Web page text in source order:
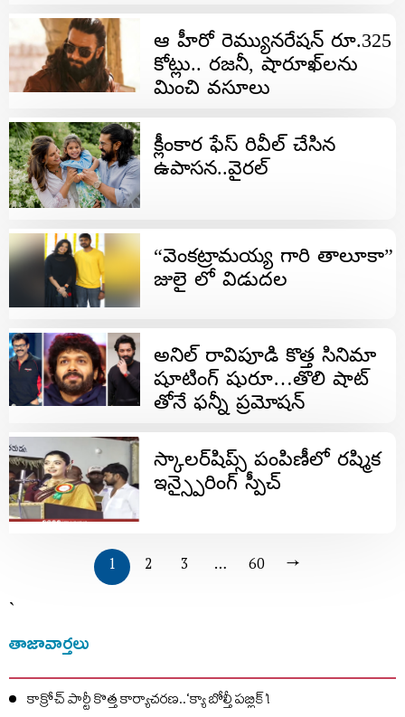
ఆ హీరో రెమ్యునరేషన్ రూ.325
కోట్లు.. రజనీ, షారూఖ్‌లను
మించి వసూలు
క్లీంకార ఫేస్‌ రివీల్‌ చేసిన
ఉపాసన..వైరల్
“వెంకట్రామయ్య గారి తాలూకా”
జులై లో విడుదల
అనిల్ రావిపూడి కొత్త సినిమా
షూటింగ్ షురూ…తొలి షాట్
తోనే ఫన్నీ ప్రమోషన్
స్కాలర్‌షిప్స్ పంపిణీలో రష్మిక
ఇన్స్పైరింగ్ స్పీచ్
1 2 3 … 60 →
`
తాజావార్తలు
కాక్రోచ్ పార్టీ కొత్త కార్యాచరణ..‘క్యా బోల్తీ పబ్లిక్’!